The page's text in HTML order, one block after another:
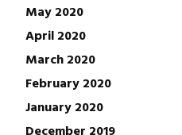
May 2020
April 2020
March 2020
February 2020
January 2020
December 2019